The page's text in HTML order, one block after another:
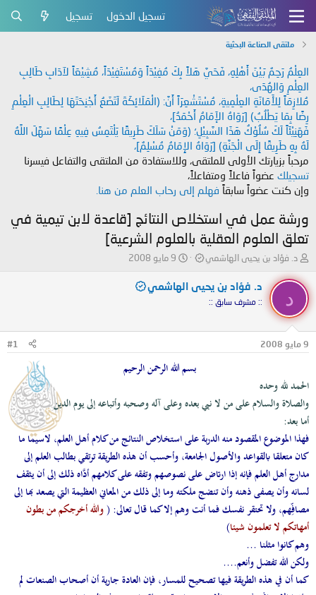
تسجيل الدخول تسجيل
ملتقى الصناعة البحثية
العِلْمُ رَحِمٌ بَيْنَ أَهْلِهِ، فَحَيَّ هَلاً بِكَ مُفِيْدَاً وَمُسْتَفِيْدَاً، مُشِيْعَاً لآدَابِ طَالِبِ
العِلْمِ وَالهُدَى،
مُلازِمَاً لِلأَمَانَةِ العِلْمِيةِ، مُسْتَشْعِرَاً أَنَّ: (الْمَلَائِكَةَ لَتَضَعُ أَجْنِحَتَهَا لِطَالِبِ الْعِلْمِ
رِضًا بِمَا يَطْلُبُ) [رَوَاهُ الإَمَامُ أَحْمَدُ]،
فَهَنِيْئَاً لَكَ سُلُوْكُ هَذَا السَّبِيْلِ؛ (وَمَنْ سَلَكَ طَرِيقًا يَلْتَمِسُ فِيهِ عِلْمًا سَهَّلَ اللَّهُ
لَهُ بِهِ طَرِيقًا إِلَى الْجَنَّةِ) [رَوَاهُ الإِمَامُ مُسْلِمٌ]،
مرحباً بزيارتك الأولى للملتقى، وللاستفادة من الملتقى والتفاعل فيسرنا
تسجيلك عضواً فاعلاً ومتفاعلاً،
وإن كنت عضواً سابقاً فهلم إلى رحاب العلم من هنا.
ورشة عمل في استخلاص النتائج [قاعدة لابن تيمية في
تعلق العلوم العقلية بالعلوم الشرعية]
ب
د
ئ
ل
م
و
ع
د. فؤاد بن يحيى الهاشمي
ت
ر
ي
ل
ء
9 مايو 2008
د
د. فؤاد بن يحيى الهاشمي
:: مشرف سابق ::
9 مايو 2008 #1
بسم الله الرحمن الرحيم
الحمد لله وحده
والصلاة والسلام على من لا نبي بعده وعلى آله وصحبه وأتباعه إلى يوم الدين
أما بعد:
فهذا الموضوع المقصود منه الدربة على استخلاص النتائج من كلام أهل العلم، لاسيما ما
كان متعلقا بالقواعد والأصول الجامعة، وأحسب أن هذه الطريقة ترتقي بطالب العلم إلى
مدارج أهل العلم فإنه إذا ارتاض على نصوصهم وتفقه على كلامهم أدَّاه ذلك إلى أن يثقف
لسانه وأن يصفى ذهنه وأن تنضج ملكته وما إلى ذلك من المعاني العظيمة التي يصعد بها إلى
مصافِّهم، ولا تحتقر نفسك فما أنت وهم إلا كما قال تعالى: (والله أخرجكم من بطون
أمهاتكم لا تعلمون شيئا)
وهم كانوا مثلنا ...
ولكن الله تفضل وأنعم....
كما أن في هذه الطريقة فيها تصحيح للمسار، فإن العادة جارية أن أصحاب الصنعات لم